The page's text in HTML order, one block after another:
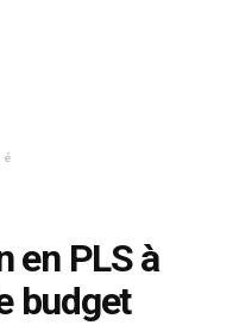
en PLS à
budget